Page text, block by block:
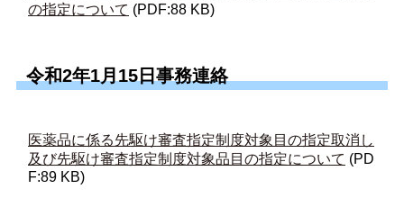
の指定について (PDF:88 KB)
令和2年1月15日事務連絡
医薬品に係る先駆け審査指定制度対象目の指定取消し
及び先駆け審査指定制度対象品目の指定について (PD
F:89 KB)